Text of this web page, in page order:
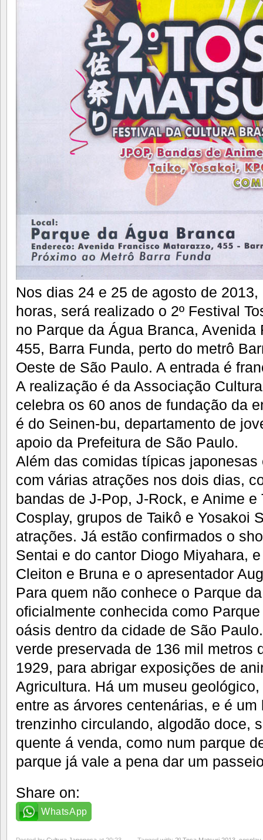
Nos dias 24 e 25 de agosto de
horas, será realizado o 2º Festival
no Parque da Água Branca, Avenida
455, Barra Funda, perto do metrô
Oeste de São Paulo. A entrada é
A realização é da Associação
celebra os 60 anos de fundação da
é do Seinen-bu, departamento de
apoio da Prefeitura de São Paulo.
Além das comidas típicas japonesas
com várias atrações nos dois dias,
bandas de J-Pop, J-Rock, e Anime e
Cosplay, grupos de Taikô e Yosakoi
atrações. Já estão confirmados o
Sentai e do cantor Diogo Miyahara,
Cleiton e Bruna e o apresentador
Para quem não conhece o Parque
oficialmente conhecida como
oásis dentro da cidade de São
verde preservada de 136 mil metros
1929, para abrigar exposições de
Agricultura. Há um museu
entre as árvores centenárias, e é
trenzinho circulando, algodão doce,
quente á venda, como num parque
parque já vale a pena dar um
Share on:
WhatsApp